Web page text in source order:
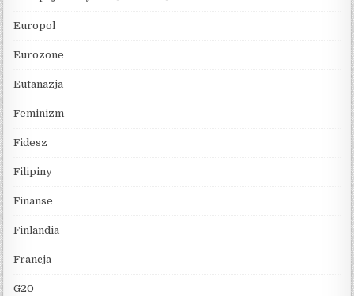
Europol
Eurozone
Eutanazja
Feminizm
Fidesz
Filipiny
Finanse
Finlandia
Francja
G20